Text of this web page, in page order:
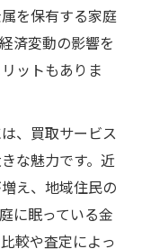
を保有する家庭
済変動の影響を
ットもありま
、買取サービス
な魅力です。近
え、地域住民の
に眠っている金
較や査定によっ